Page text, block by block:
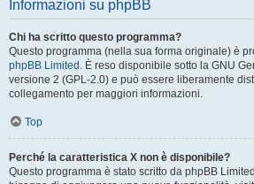
Informazioni su phpBB
Chi ha scritto questo programma?
Questo programma (nella sua forma originale) è
phpBB Limited . È reso disponibile sotto la GNU
versione 2 (GPL-2.0) e può essere liberamente
collegamento per maggiori informazioni.
Top
Perché la caratteristica X non è disponibile?
Questo programma è stato scritto da phpBB